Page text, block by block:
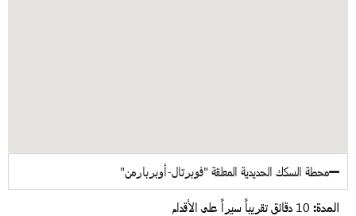
محطة السكك الحديدية المعلقة "فوبرتال-أوبربارمن"
المدة:10 دقائق تقريباً سيراً على الأقدام